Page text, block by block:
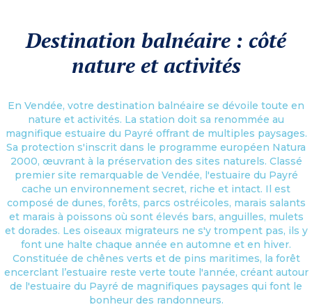
Destination balnéaire : côté
nature et activités
En Vendée, votre destination balnéaire se dévoile toute en
nature et activités. La station doit sa renommée au
magnifique estuaire du Payré offrant de multiples paysages.
Sa protection s'inscrit dans le programme européen Natura
2000, œuvrant à la préservation des sites naturels. Classé
premier site remarquable de Vendée, l'estuaire du Payré
cache un environnement secret, riche et intact. Il est
composé de dunes, forêts, parcs ostréicoles, marais salants
et marais à poissons où sont élevés bars, anguilles, mulets
et dorades. Les oiseaux migrateurs ne s'y trompent pas, ils y
font une halte chaque année en automne et en hiver.
Constituée de chênes verts et de pins maritimes, la forêt
encerclant l’estuaire reste verte toute l'année, créant autour
de l'estuaire du Payré de magnifiques paysages qui font le
bonheur des randonneurs.